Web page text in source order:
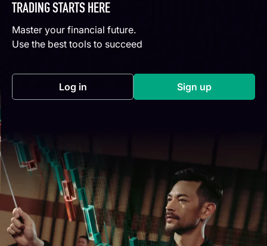
TRADING STARTS HERE
Master your financial future.
Use the best tools to succeed
Log in(opens in a new tab) Sign up(opens in a